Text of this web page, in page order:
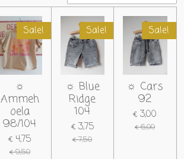
Sale!
☼
Ammeh
oela
98/104
€ 4,75
€ 9,50
Sale!
☼ Blue
Ridge
104
€ 3,75
€ 7,50
Sale!
☼ Cars
92
€ 3,00
€ 6,00